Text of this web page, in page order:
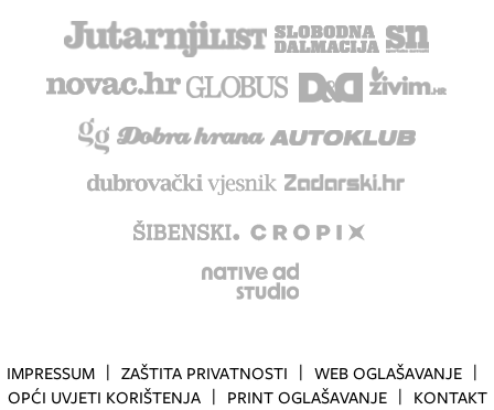
IMPRESSUM ZAŠTITA PRIVATNOSTI
WEB OGLAŠAVANJE
OPĆI UVJETI KORIŠTENJA
PRINT OGLAŠAVANJE KONTAKT